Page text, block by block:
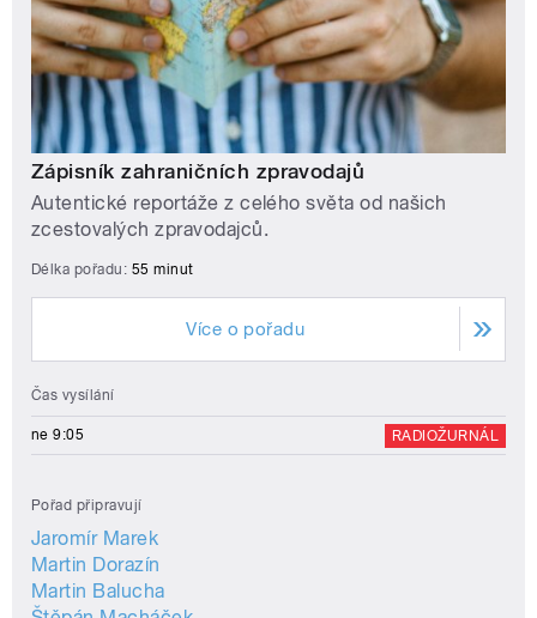
Zápisník zahraničních zpravodajů
Autentické reportáže z celého světa od našich
zcestovalých zpravodajců.
Délka pořadu: 55 minut
Více o pořadu
Čas vysílání
ne 9:05 RADIOŽURNÁL
Pořad připravují
Jaromír Marek
Martin Dorazín
Martin Balucha